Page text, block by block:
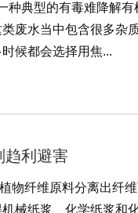
种典型的有毒难降解
废水当中包含很多杂
候都会选择用焦...
趋利避害
物纤维原料分离出纤
械纸浆、化学纸浆和